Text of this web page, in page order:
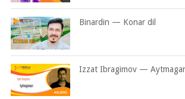
Binardin — Konar dil
Izzat Ibragimov —